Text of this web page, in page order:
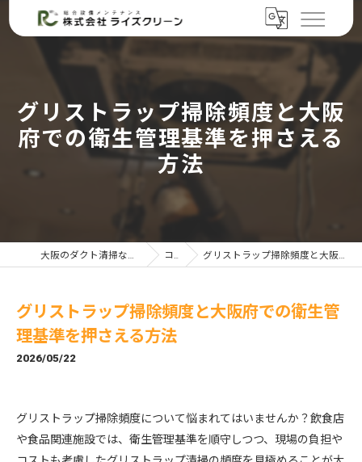
グリストラップ掃除頻度と大阪
府での衛生管理基準を押さえる
方法
大阪のダクト清掃なら株式会社ライズクリーン コラム グリストラップ掃除頻度と大阪府での衛生管理基準を押さえる方法
グリストラップ掃除頻度と大阪府での衛生管
理基準を押さえる方法
2026/05/22
グリストラップ掃除頻度について悩まれてはいませんか？飲食店
や食品関連施設では、衛生管理基準を順守しつつ、現場の負担や